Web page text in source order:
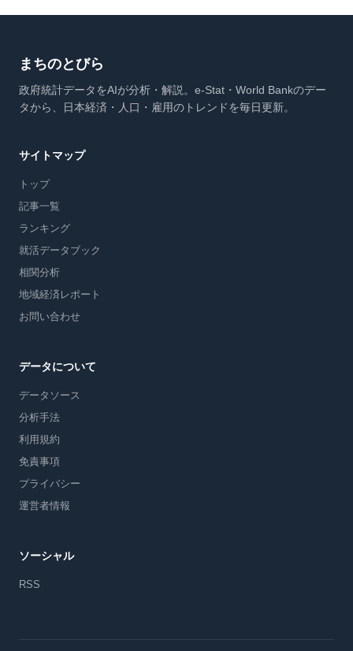
まちのとびら
政府統計データをAIが分析・解説。e-Stat・World Bankのデー
タから、日本経済・人口・雇用のトレンドを毎日更新。
サイトマップ
トップ
記事一覧
ランキング
就活データブック
相関分析
地域経済レポート
お問い合わせ
データについて
データソース
分析手法
利用規約
免責事項
プライバシー
運営者情報
ソーシャル
RSS